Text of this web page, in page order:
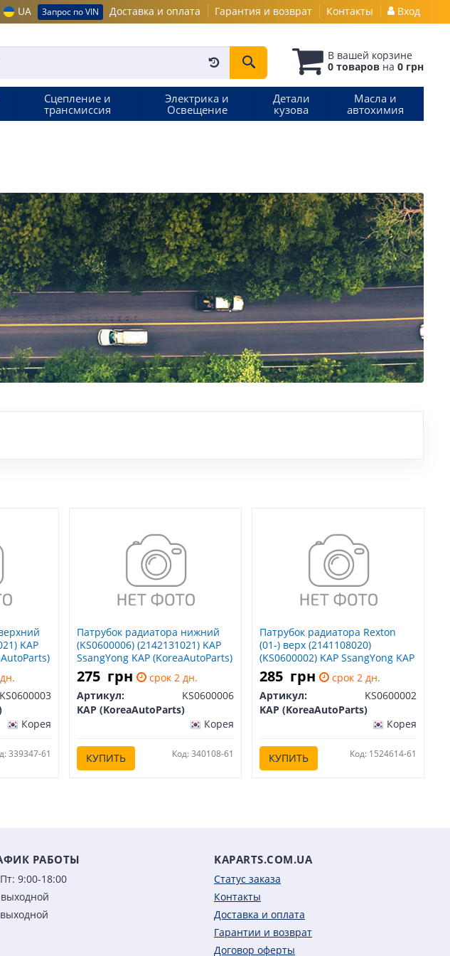
UA Запрос по VIN Доставка и оплата Гарантия и возврат Контакты Вход
В вашей корзине
0 товаров на 0 грн
Сцепление и
трансмиссия
Электрика и
Освещение
Детали
кузова
Масла и
автохимия
KAP
KS0600003
Корея
339347-61
Патрубок радиатора нижний
(KS0600006) (2142131021) KAP
SsangYong KAP (KoreaAutoParts)
KS0600006
275 грн
срок 2 дн.
Артикул:
KS0600006
KAP (KoreaAutoParts)
Корея
КУПИТЬ Код: 340108-61
Патрубок радиатора Rexton
(01-) верх (2141108020)
(KS0600002) KAP SsangYong KAP
(KoreaAutoParts) KS0600002
285 грн
срок 2 дн.
Артикул:
KS0600002
KAP (KoreaAutoParts)
Корея
КУПИТЬ Код: 1524614-61
РАБОТЫ
9:00-18:00
KAPARTS.COM.UA
Статус заказа
Контакты
Доставка и оплата
Гарантии и возврат
Договор оферты